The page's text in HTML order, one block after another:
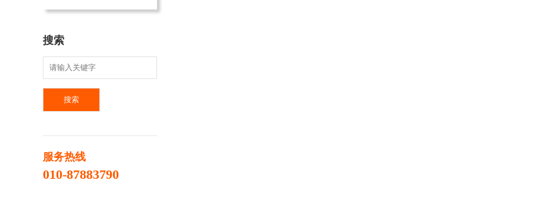
搜索
服务热线
010-87883790